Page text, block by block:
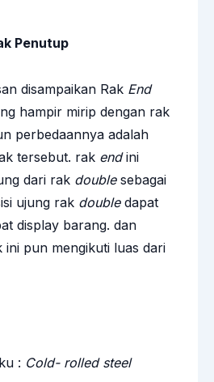
Penutup
disampaikan Rak End
hampir mirip dengan rak
perbedaannya adalah
tersebut. rak endini
dari rak doublesebagai
ujung rak doubledapat
display barang. dan
pun mengikuti luas dari
: Cold- rolled steel